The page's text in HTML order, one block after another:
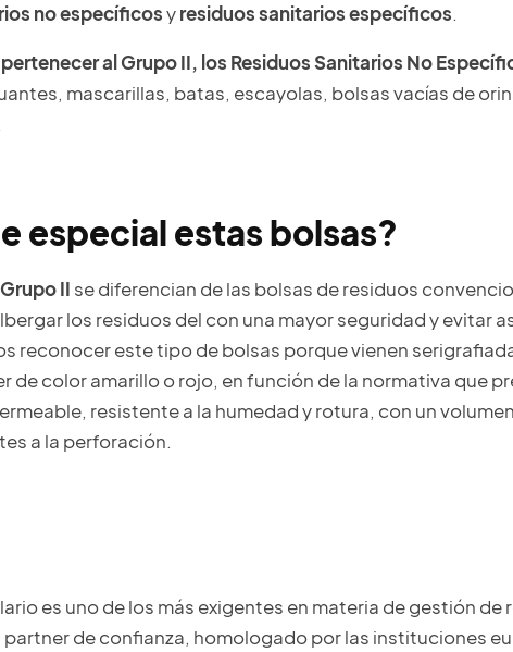
no específicosyresiduos sanitarios específicos.
al Grupo II, los Residuos Sanitarios No
mascarillas, batas, escayolas, bolsas vacías de
especial estas bolsas?
II se diferencian de las bolsas de residuos
los residuos del con una mayor seguridad y evitar
reconocer este tipo de bolsas porque vienen
de color amarillo o rojo, en función de la normativa que
resistente a la humedad y rotura, con un
a la perforación.
es uno de los más exigentes en materia de gestión
de confianza, homologado por las instituciones